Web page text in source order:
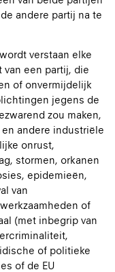
andere partij na te
verstaan elke
een partij, die
of onvermijdelijk
jegens de
zou maken,
andere industriële
onrust,
stormen, orkanen
epidemieën,
van
of
(met inbegrip van
of politieke
of de EU